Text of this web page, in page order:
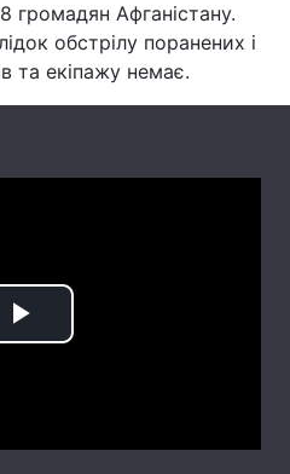
Наука
Лайт
Регіони
громадян Афганістану.
обстрілу поранених і
та екіпажу немає.
Play